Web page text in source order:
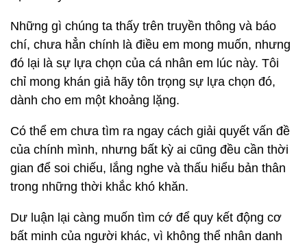
Những gì chúng ta thấy trên truyền thông và báo
chí, chưa hẳn chính là điều em mong muốn, nhưng
đó lại là sự lựa chọn của cá nhân em lúc này. Tôi
chỉ mong khán giả hãy tôn trọng sự lựa chọn đó,
dành cho em một khoảng lặng.
Có thể em chưa tìm ra ngay cách giải quyết vấn đề
của chính mình, nhưng bất kỳ ai cũng đều cần thời
gian để soi chiếu, lắng nghe và thấu hiểu bản thân
trong những thời khắc khó khăn.
Dư luận lại càng muốn tìm cớ để quy kết động cơ
bất minh của người khác, vì không thể nhân danh